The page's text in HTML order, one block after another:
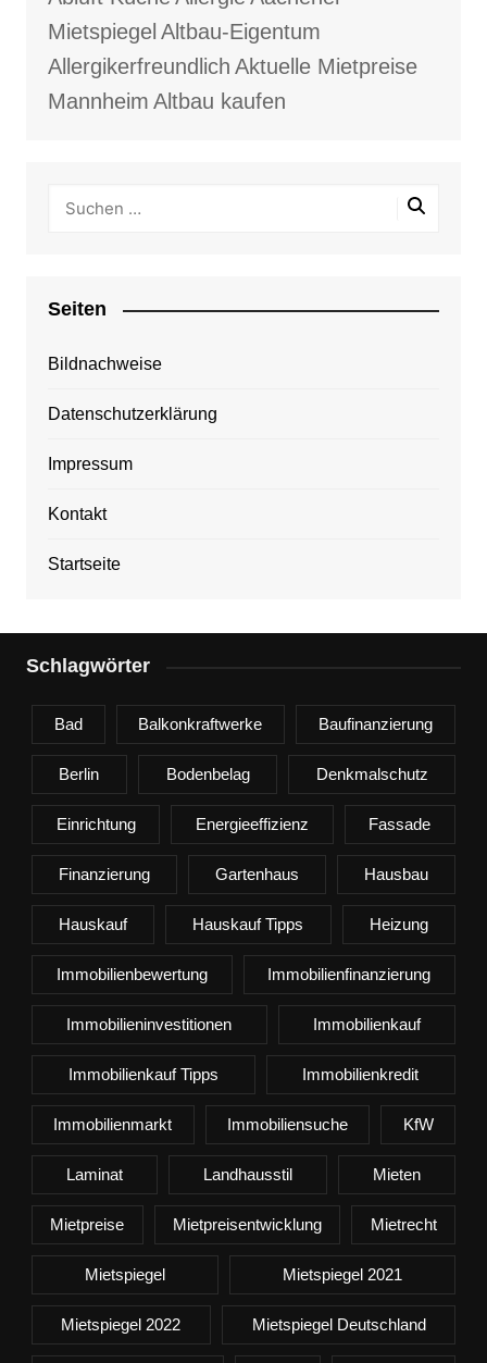
Mietspiegel Altbau-Eigentum
Allergikerfreundlich Aktuelle Mietpreise
Mannheim Altbau kaufen
Seiten
Bildnachweise
Datenschutzerklärung
Impressum
Kontakt
Startseite
Schlagwörter
Bad Balkonkraftwerke Baufinanzierung
Berlin Bodenbelag Denkmalschutz
Einrichtung Energieeffizienz Fassade
Finanzierung Gartenhaus Hausbau
Hauskauf Hauskauf Tipps Heizung
Immobilienbewertung Immobilienfinanzierung
Immobilieninvestitionen Immobilienkauf
Immobilienkauf Tipps Immobilienkredit
Immobilienmarkt Immobiliensuche KfW
Laminat Landhausstil Mieten
Mietpreise Mietpreisentwicklung Mietrecht
Mietspiegel Mietspiegel 2021
Mietspiegel 2022 Mietspiegel Deutschland